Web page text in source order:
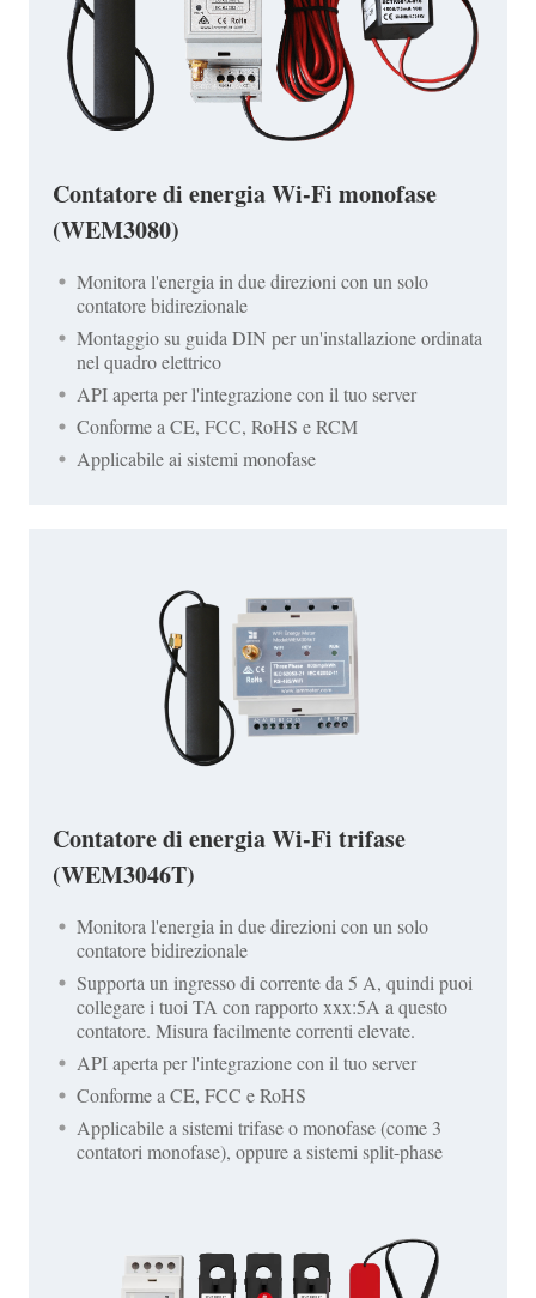
Contatore di energia Wi-Fi monofase
(WEM3080)
Monitora l'energia in due direzioni con un solo
contatore bidirezionale
Montaggio su guida DIN per un'installazione ordinata
nel quadro elettrico
API aperta per l'integrazione con il tuo server
Conforme a CE, FCC, RoHS e RCM
Applicabile ai sistemi monofase
Contatore di energia Wi-Fi trifase
(WEM3046T)
Monitora l'energia in due direzioni con un solo
contatore bidirezionale
Supporta un ingresso di corrente da 5 A, quindi puoi
collegare i tuoi TA con rapporto xxx:5A a questo
contatore. Misura facilmente correnti elevate.
API aperta per l'integrazione con il tuo server
Conforme a CE, FCC e RoHS
Applicabile a sistemi trifase o monofase (come 3
contatori monofase), oppure a sistemi split-phase